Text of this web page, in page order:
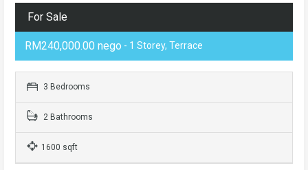
For Sale
RM240,000.00 nego - 1 Storey, Terrace
3 Bedrooms
2 Bathrooms
1600 sqft